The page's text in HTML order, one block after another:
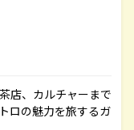
店、カルチャーまで
ロの魅力を旅するガ